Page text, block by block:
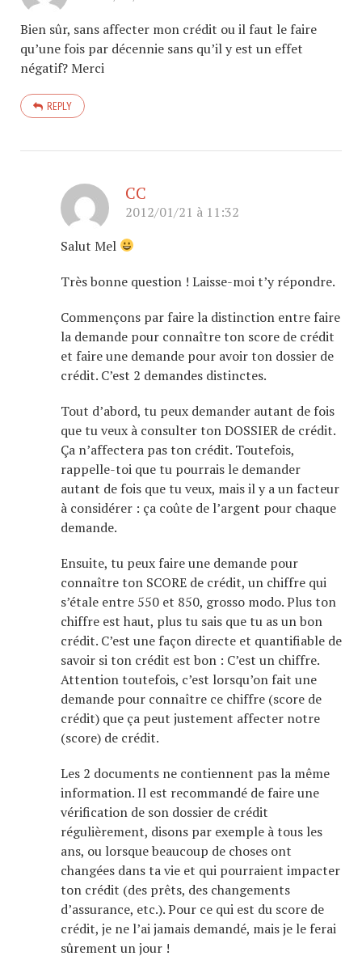
Bien sûr, sans affecter mon crédit ou il faut le faire
qu’une fois par décennie sans qu’il y est un effet
négatif? Merci
REPLY
CC
2012/01/21 à 11:32
Salut Mel
Très bonne question ! Laisse-moi t’y répondre.
Commençons par faire la distinction entre faire
la demande pour connaître ton score de crédit
et faire une demande pour avoir ton dossier de
crédit. C’est 2 demandes distinctes.
Tout d’abord, tu peux demander autant de fois
que tu veux à consulter ton DOSSIER de crédit.
Ça n’affectera pas ton crédit. Toutefois,
rappelle-toi que tu pourrais le demander
autant de fois que tu veux, mais il y a un facteur
à considérer : ça coûte de l’argent pour chaque
demande.
Ensuite, tu peux faire une demande pour
connaître ton SCORE de crédit, un chiffre qui
s’étale entre 550 et 850, grosso modo. Plus ton
chiffre est haut, plus tu sais que tu as un bon
crédit. C’est une façon directe et quantifiable de
savoir si ton crédit est bon : C’est un chiffre.
Attention toutefois, c’est lorsqu’on fait une
demande pour connaître ce chiffre (score de
crédit) que ça peut justement affecter notre
(score) de crédit.
Les 2 documents ne contiennent pas la même
information. Il est recommandé de faire une
vérification de son dossier de crédit
régulièrement, disons par exemple à tous les
ans, ou lorsque beaucoup de choses ont
changées dans ta vie et qui pourraient impacter
ton crédit (des prêts, des changements
d’assurance, etc.). Pour ce qui est du score de
crédit, je ne l’ai jamais demandé, mais je le ferai
sûrement un jour !